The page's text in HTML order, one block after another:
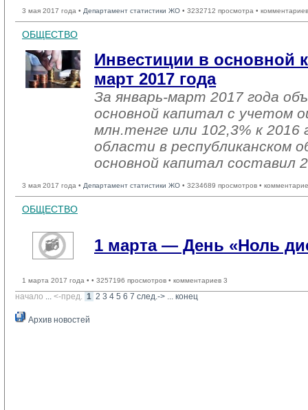
3 мая 2017 года • Департамент статистики ЖО • 3232712 просмотра •
ОБЩЕСТВО
Инвестиции в основной
март 2017 года
За январь-март 2017 года
основной капитал с учетом
млн.тенге или 102,3% к 2016
области в республиканском
основной капитал составил
3 мая 2017 года • Департамент статистики ЖО • 3234689 просмотров •
ОБЩЕСТВО
1 марта — День «Ноль
1 марта 2017 года • • 3257196 просмотров • комментариев 3
начало ... <-пред. 1 2 3 4 5 6 7 след.-> ... конец
Архив новостей